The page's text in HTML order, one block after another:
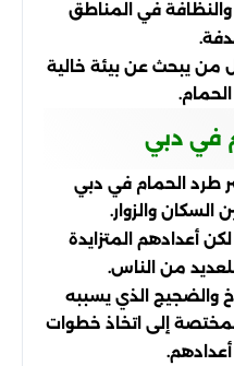
والنظافة في المناطق
من يبحث عن بيئة خالية
في دبي
طرد الحمام في دبي
والزوار.
أعدادهم المتزايدة
من الناس.
والضجيج الذي يسببه
إلى اتخاذ خطوات